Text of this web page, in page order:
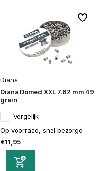
Diana
Diana Domed XXL 7.62 mm 49
grain
Vergelijk
Op voorraad, snel bezorgd
€11,95